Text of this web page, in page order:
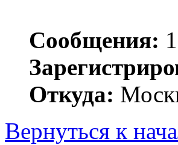
Сообщения:
Откуда:
Вернуться к